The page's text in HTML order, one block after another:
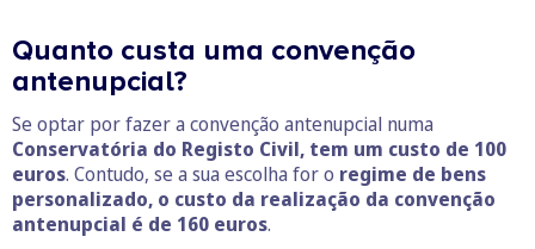
Quanto custa uma convenção
antenupcial?
Se optar por fazer a convenção antenupcial numa
Conservatória do Registo Civil, tem um custo de 100
euros. Contudo, se a sua escolha for o regime de bens
personalizado, o custo da realização da convenção
antenupcial é de 160 euros.